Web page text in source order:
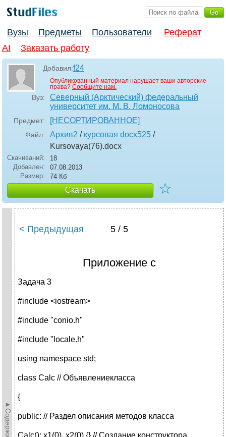
Вузы Предметы Пользователи
Реферат
AI
Заказать работу
Добавил:f24
Опубликованный материал нарушает ваши авторские
права? Сообщите нам.
Вуз:
Северный (Арктический) федеральный
университет им. М. В. Ломоносова
Предмет: [НЕСОРТИРОВАННОЕ]
Файл: Архив2 / курсовая docx525 /
Kursovaya(76).docx
Скачиваний:
18
Добавлен:
07.08.2013
Размер:
74 Кб
Скачать ☆
< Предыдущая 5 / 5
Приложение c
Задача 3
#include <iostream>
#include "conio.h"
#include "locale.h"
using namespace std;
class Calc // Объявлениекласса
{
public: // Раздел описания методов класса